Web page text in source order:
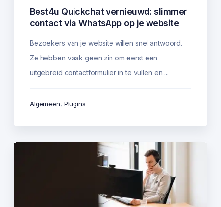
Best4u Quickchat vernieuwd: slimmer
contact via WhatsApp op je website
Bezoekers van je website willen snel antwoord.
Ze hebben vaak geen zin om eerst een
uitgebreid contactformulier in te vullen en ...
Algemeen, Plugins